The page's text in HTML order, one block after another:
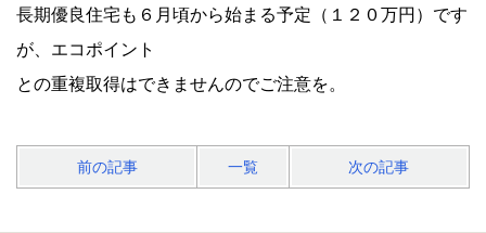
長期優良住宅も６月頃から始まる予定（１２０万円）です
が、エコポイント
との重複取得はできませんのでご注意を。
前の記事 一覧 次の記事